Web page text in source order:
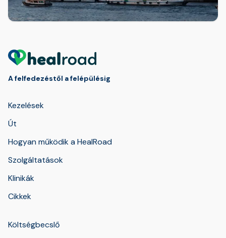
A felfedezéstől a felépülésig
Kezelések
Út
Hogyan működik a HealRoad
Szolgáltatások
Klinikák
Cikkek
Költségbecslő